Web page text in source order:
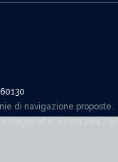
di navigazione proposte.